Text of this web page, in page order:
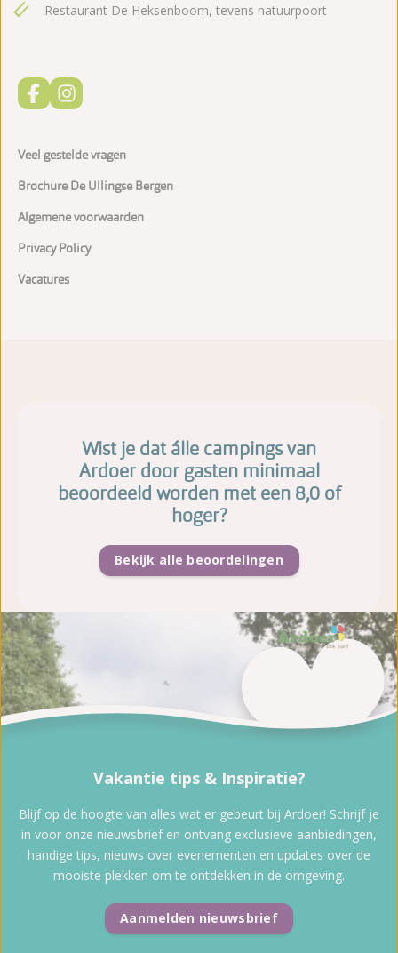
Restaurant De Heksenboom, tevens natuurpoort
Veel gestelde vragen
Brochure De Ullingse Bergen
Algemene voorwaarden
Privacy Policy
Vacatures
Wist je dat álle campings van
Ardoer door gasten minimaal
beoordeeld worden met een 8,0 of
hoger?
Bekijk alle beoordelingen
Vakantie tips & Inspiratie?
Blijf op de hoogte van alles wat er gebeurt bij Ardoer! Schrijf je
in voor onze nieuwsbrief en ontvang exclusieve aanbiedingen,
handige tips, nieuws over evenementen en updates over de
mooiste plekken om te ontdekken in de omgeving.
Aanmelden nieuwsbrief